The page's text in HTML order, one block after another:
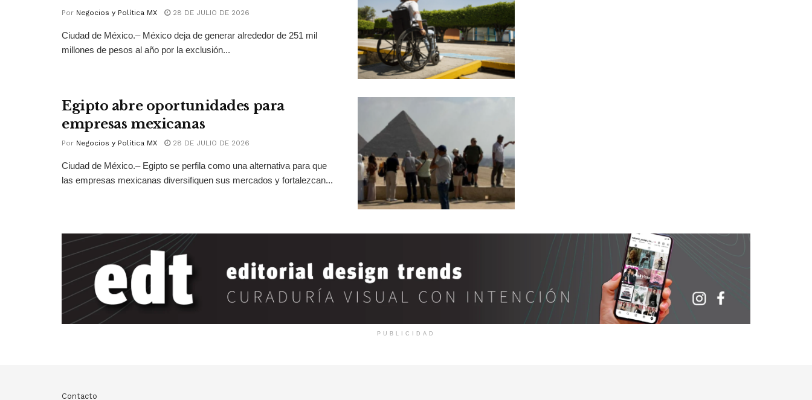
Por Negocios y Política MX 28 DE JULIO DE 2026
Ciudad de México.– México deja de generar alrededor de 251 mil
millones de pesos al año por la exclusión...
Egipto abre oportunidades para
empresas mexicanas
Por Negocios y Política MX 28 DE JULIO DE 2026
Ciudad de México.– Egipto se perfila como una alternativa para que
las empresas mexicanas diversifiquen sus mercados y fortalezcan...
PUBLICIDAD
Contacto